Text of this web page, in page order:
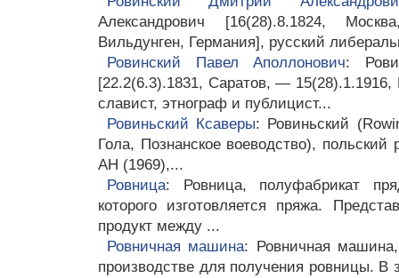
Александрович [16(28).8.1824,
Вильдунген, Германия], русский
Ровинский Павел Аполлонович:
[22.2(6.3).1831, Саратов, — 15(28).1.1916,
славист, этнограф и публицист...
Ровиньский Ксаверы: Ровиньский
Гола, Познанское воеводство), польский
АН (1969),...
Ровница: Ровница, полуфабрикат
которого изготовляется пряжа.
продукт между ...
Ровничная машина: Ровничная
производстве для получения ровницы. В